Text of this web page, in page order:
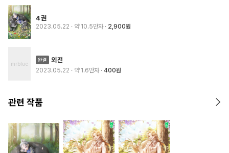
4권
2023.05.22 · 약 10.5만자 2,900원
외전
2023.05.22 · 약 1.6만자 400원
관련 작품